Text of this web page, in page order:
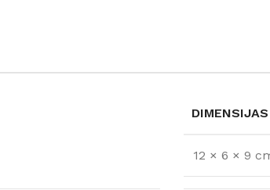
DIMENSIJAS
12 × 6 × 9